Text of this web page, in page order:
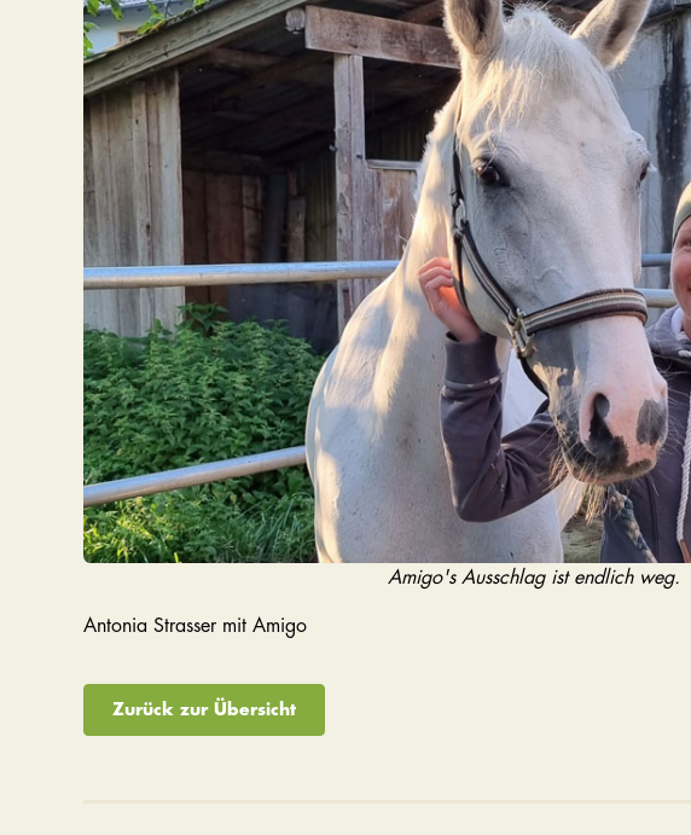
Amigo's Ausschlag ist endlich weg.
Antonia Strasser mit Amigo
Zurück zur Übersicht